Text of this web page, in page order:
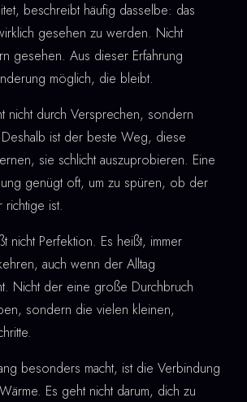
beschreibt häufig dasselbe: das
gesehen zu werden. Nicht
gesehen. Aus dieser Erfahrung
möglich, die bleibt.
nicht durch Versprechen, sondern
ist der beste Weg, diese
sie schlicht auszuprobieren. Eine
genügt oft, um zu spüren, ob der
ist.
nicht Perfektion. Es heißt, immer
auch wenn der Alltag
Nicht der eine große Durchbruch
sondern die vielen kleinen,
besonders macht, ist die Verbindung
Es geht nicht darum, dich zu